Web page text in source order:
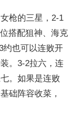
枪的三星，2-1
搭配狙神、海克
约也可以连败开
。3-2拉六，连
。如果是连败
础阵容收菜，